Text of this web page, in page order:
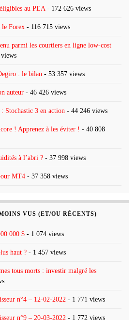
au PEA - 172 626 views
le Forex - 116 715 views
parmi les courtiers en ligne low-cost
: le bilan - 53 357 views
auteur - 46 426 views
Stochastic 3 en action - 44 246 views
! Apprenez à les éviter ! - 40 808
à l’abri ? - 37 998 views
MT4 - 37 358 views
VUS (ET/OU RÉCENTS)
000 $ - 1 074 views
haut ? - 1 457 views
tous morts : investir malgré les
n°4 – 12-02-2022 - 1 771 views
n°9 – 20-03-2022 - 1 772 views